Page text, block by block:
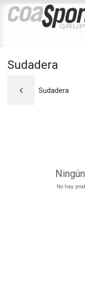
Ir al contenido
Sudadera
Sudadera
No hay